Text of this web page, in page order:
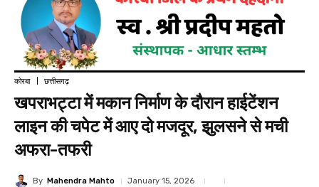
कोरबा छत्तीसगढ़
खपराभट्टा में मकान निर्माण के दौरान हाईटेंशन
लाइन की चपेट में आए दो मजदूर, झुलसने से मची
अफरा-तफरी
By Mahendra Mahto January 15, 2026